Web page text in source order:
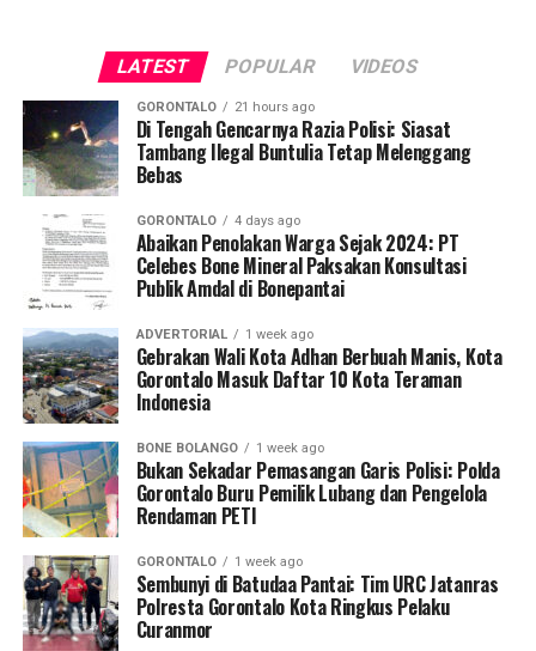
masyarakat agar tidak tergiur terlibat dalam aktivitas
pertambangan ilegal dan segera melapor ke pihak
berwajib apabila menemukan indikasi kegiatan PETI di
wilayahnya.
melimpah sektor maritim sebagai mesin pertumbuhan
ekonomi daerah sekaligus mendongkrak taraf hidup
masyarakat pesisir dan nelayan tradisional di Bumi
Panua.
Dalam forum nasional tersebut, KKP memaparkan cetak
biru program prioritas Tahun Anggaran 2026. Beberapa
program makro yang disoroti antara lain pembangunan
Kampung Nelayan Merah Putih, revitalisasi tambak di
wilayah Pantai Utara Jawa, akselerasi kawasan budidaya
udang terintegrasi (integrated shrimp farming),
pengembangan budidaya tematik, percepatan
swasembada garam, hingga modernisasi armada kapal
perikanan tangkap nasional.
Sederet program kerja tersebut disokong penuh oleh
suntikan alokasi anggaran pemerintah pusat. Langkah
stimulan ini merupakan bagian dari manuver negara
dalam mempercepat transformasi sektor kelautan agar
mampu memberikan kontribusi masif terhadap
ketahanan pangan nasional, khususnya mewujudkan
LATEST POPULAR VIDEOS
GORONTALO 21 hours ago
Di Tengah Gencarnya Razia Polisi: Siasat
Tambang Ilegal Buntulia Tetap Melenggang
Bebas
GORONTALO 4 days ago
Abaikan Penolakan Warga Sejak 2024: PT
Celebes Bone Mineral Paksakan Konsultasi
Publik Amdal di Bonepantai
ADVERTORIAL 1 week ago
Gebrakan Wali Kota Adhan Berbuah Manis, Kota
Gorontalo Masuk Daftar 10 Kota Teraman
Indonesia
BONE BOLANGO 1 week ago
Bukan Sekadar Pemasangan Garis Polisi: Polda
Gorontalo Buru Pemilik Lubang dan Pengelola
Rendaman PETI
GORONTALO 1 week ago
Sembunyi di Batudaa Pantai: Tim URC Jatanras
Polresta Gorontalo Kota Ringkus Pelaku
Curanmor